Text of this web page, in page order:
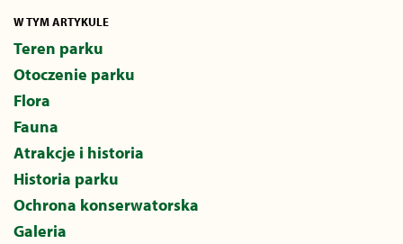
W TYM ARTYKULE
Teren parku
Otoczenie parku
Flora
Fauna
Atrakcje i historia
Historia parku
Ochrona konserwatorska
Galeria